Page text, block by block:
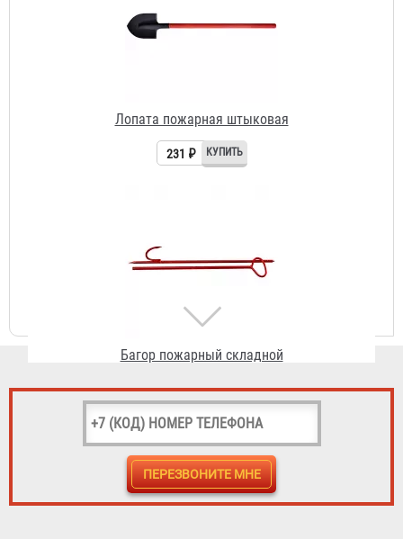
Багор пожарный складной
Огнетушитель ОП-4 АВСЕ Огнеборец / Гарвилон
591 ₽